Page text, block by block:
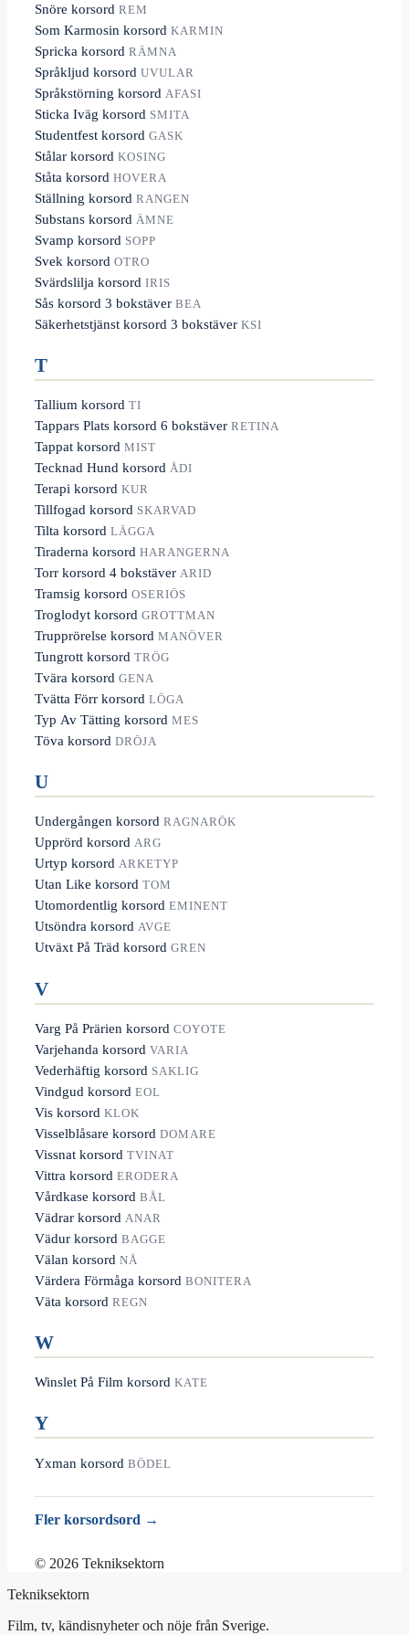
Snöre korsord REM
Som Karmosin korsord KARMIN
Spricka korsord RÄMNA
Språkljud korsord UVULAR
Språkstörning korsord AFASI
Sticka Iväg korsord SMITA
Studentfest korsord GASK
Stålar korsord KOSING
Ståta korsord HOVERA
Ställning korsord RANGEN
Substans korsord ÄMNE
Svamp korsord SOPP
Svek korsord OTRO
Svärdslilja korsord IRIS
Sås korsord 3 bokstäver BEA
Säkerhetstjänst korsord 3 bokstäver KSI
T
Tallium korsord TI
Tappars Plats korsord 6 bokstäver RETINA
Tappat korsord MIST
Tecknad Hund korsord ÅDI
Terapi korsord KUR
Tillfogad korsord SKARVAD
Tilta korsord LÄGGA
Tiraderna korsord HARANGERNA
Torr korsord 4 bokstäver ARID
Tramsig korsord OSERIÖS
Troglodyt korsord GROTTMAN
Trupprörelse korsord MANÖVER
Tungrott korsord TRÖG
Tvära korsord GENA
Tvätta Förr korsord LÖGA
Typ Av Tätting korsord MES
Töva korsord DRÖJA
U
Undergången korsord RAGNARÖK
Upprörd korsord ARG
Urtyp korsord ARKETYP
Utan Like korsord TOM
Utomordentlig korsord EMINENT
Utsöndra korsord AVGE
Utväxt På Träd korsord GREN
V
Varg På Prärien korsord COYOTE
Varjehanda korsord VARIA
Vederhäftig korsord SAKLIG
Vindgud korsord EOL
Vis korsord KLOK
Visselblåsare korsord DOMARE
Vissnat korsord TVINAT
Vittra korsord ERODERA
Vårdkase korsord BÅL
Vädrar korsord ANAR
Vädur korsord BAGGE
Välan korsord NÅ
Värdera Förmåga korsord BONITERA
Väta korsord REGN
W
Winslet På Film korsord KATE
Y
Yxman korsord BÖDEL
Fler korsordsord →
© 2026 Tekniksektorn
Tekniksektorn
Film, tv, kändisnyheter och nöje från Sverige.